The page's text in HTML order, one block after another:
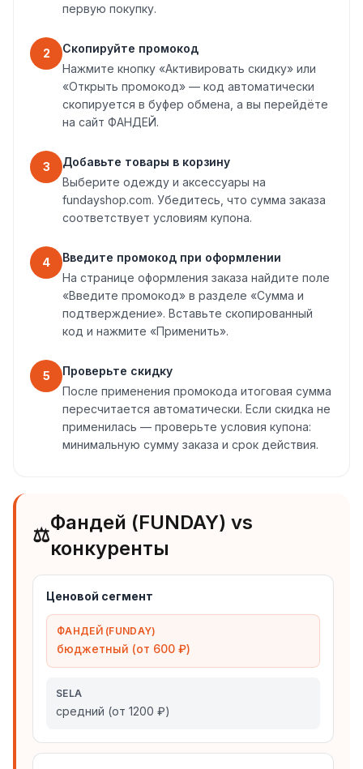
первую покупку.
2
Скопируйте промокод
Нажмите кнопку «Активировать скидку» или
«Открыть промокод» — код автоматически
скопируется в буфер обмена, а вы перейдёте
на сайт ФАНДЕЙ.
3
Добавьте товары в корзину
Выберите одежду и аксессуары на
fundayshop.com. Убедитесь, что сумма заказа
соответствует условиям купона.
4
Введите промокод при оформлении
На странице оформления заказа найдите поле
«Введите промокод» в разделе «Сумма и
подтверждение». Вставьте скопированный
код и нажмите «Применить».
5
Проверьте скидку
После применения промокода итоговая сумма
пересчитается автоматически. Если скидка не
применилась — проверьте условия купона:
минимальную сумму заказа и срок действия.
⚖️
Фандей (FUNDAY) vs
конкуренты
Ценовой сегмент
ФАНДЕЙ (FUNDAY)
бюджетный (от 600 ₽)
SELA
средний (от 1200 ₽)